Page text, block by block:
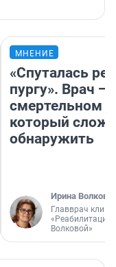
МНЕНИЕ
«Спуталась
пургу». Врач —
смертельном
который
обнаружить
Ирина Волкова
Главврач
«Реабилитация
Волковой»